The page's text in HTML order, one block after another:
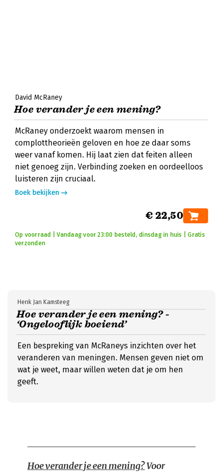
David McRaney
Hoe verander je een mening?
McRaney onderzoekt waarom mensen in
complottheorieën geloven en hoe ze daar soms
weer vanaf komen. Hij laat zien dat feiten alleen
niet genoeg zijn. Verbinding zoeken en oordeelloos
luisteren zijn cruciaal.
Boek bekijken
€ 22,50
Op voorraad | Vandaag voor 23:00 besteld, dinsdag in huis | Gratis
verzonden
Hoe verander je een mening? -
‘Ongelooflijk boeiend’
Henk Jan Kamsteeg
Een bespreking van McRaneys inzichten over het
veranderen van meningen. Mensen geven niet om
wat je weet, maar willen weten dat je om hen
geeft.
Hoe verander je een mening?Voor